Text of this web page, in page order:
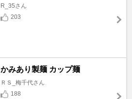
R_35さん
203
かみあり製麺 カップ麺
ＲＳ_梅千代さん
188